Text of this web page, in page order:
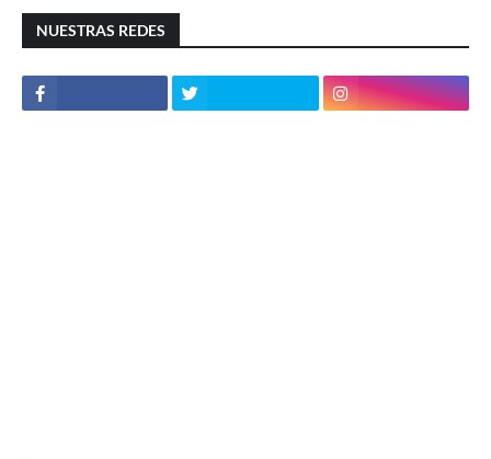
NUESTRAS REDES